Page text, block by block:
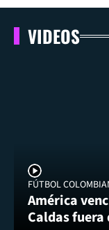
VIDEOS
FÚTBOL
América
Caldas fuera